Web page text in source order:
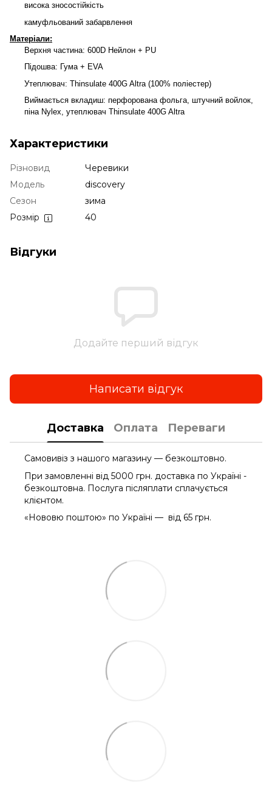
висока зносостійкість
камуфльований забарвлення
Матеріали:
Верхня частина: 600D Нейлон + PU
Підошва: Гума + EVA
Утеплювач: Thinsulate 400G Altra (100% поліестер)
Виймається вкладиш: перфорована фольга, штучний войлок,
піна Nylex, утеплювач Thinsulate 400G Altra
Характеристики
Різновид
Черевики
Модель
discovery
Сезон
зима
Розмір
40
Відгуки
Додайте перший відгук
Написати відгук
Доставка Оплата Переваги
Самовивіз з нашого магазину — безкоштовно.
При замовленні від 5000 грн. доставка по Україні -
безкоштовна. Послуга післяплати сплачується
клієнтом.
«Нововю поштою» по Україні — від 65 грн.